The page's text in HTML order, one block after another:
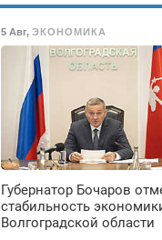
5 Авг,ЭКОНОМИКА
Губернатор Бочаров
стабильность
Волгоградской области